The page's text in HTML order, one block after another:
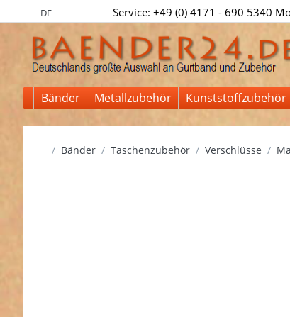
DE Service: +49 (0) 4171 - 690 5340
Bänder Metallzubehör Kunststoffzubehör
Startseite
Bänder Taschenzubehör Verschlüsse